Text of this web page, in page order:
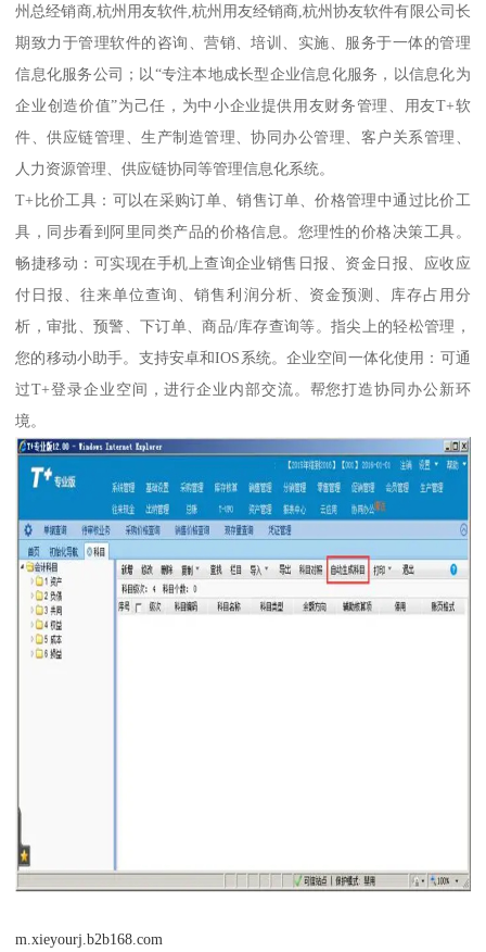
州总经销商,杭州用友软件,杭州用友经销商,杭州协友软件有限公司长
期致力于管理软件的咨询、营销、培训、实施、服务于一体的管理
信息化服务公司；以“专注本地成长型企业信息化服务，以信息化为
企业创造价值”为己任，为中小企业提供用友财务管理、用友T+软
件、供应链管理、生产制造管理、协同办公管理、客户关系管理、
人力资源管理、供应链协同等管理信息化系统。
T+比价工具：可以在采购订单、销售订单、价格管理中通过比价工
具，同步看到阿里同类产品的价格信息。您理性的价格决策工具。
畅捷移动：可实现在手机上查询企业销售日报、资金日报、应收应
付日报、往来单位查询、销售利润分析、资金预测、库存占用分
析，审批、预警、下订单、商品/库存查询等。指尖上的轻松管理，
您的移动小助手。支持安卓和IOS系统。企业空间一体化使用：可通
过T+登录企业空间，进行企业内部交流。帮您打造协同办公新环
境。
m.xieyourj.b2b168.com